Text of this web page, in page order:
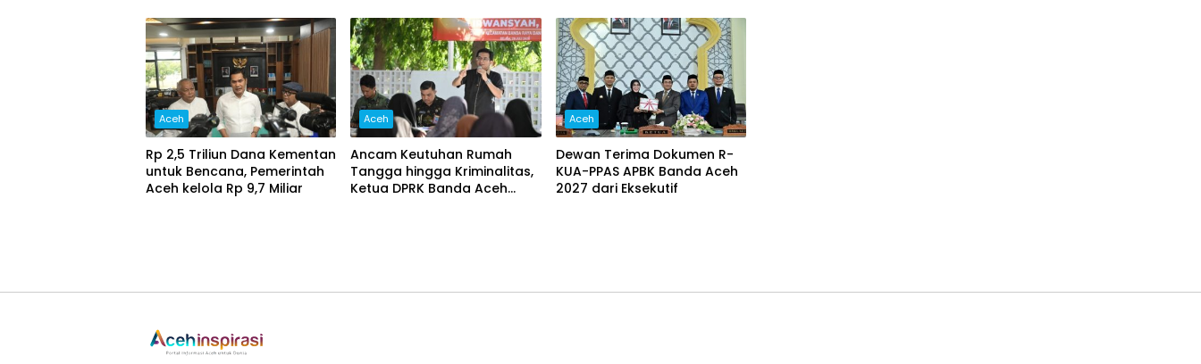
dan Transparan
Aceh
Rp 2,5 Triliun Dana Kementan
untuk Bencana, Pemerintah
Aceh kelola Rp 9,7 Miliar‎
Aceh
Ancam Keutuhan Rumah
Tangga hingga Kriminalitas,
Ketua DPRK Banda Aceh
Aceh
Dewan Terima Dokumen R-
KUA-PPAS APBK Banda Aceh
2027 dari Eksekutif